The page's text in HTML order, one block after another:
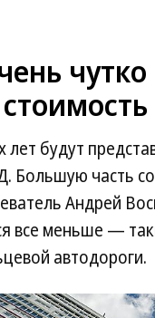
чутко
будут
Большую часть
Андрей
все меньше —
автодороги.